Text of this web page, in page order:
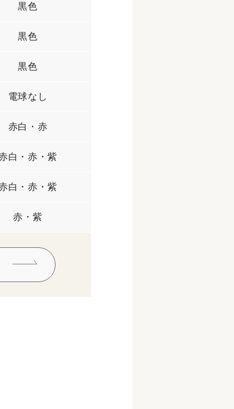
黒色
黒色
黒色
電球なし
赤白・赤
白・赤・紫
白・赤・紫
赤・紫